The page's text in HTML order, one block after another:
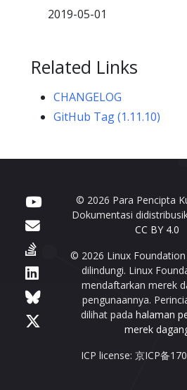
2019-05-01
Related Links
CHANGELOG
GitHub Tag (1.11.10)
© 2026 Para Pencipta
Dokumentasi
CC BY 4.0
© 2026 Linux
dilindungi. Linux
mendaftarkan merek
pengunaannya.
dilihat pada halaman
merek
ICP license: 京ICP备